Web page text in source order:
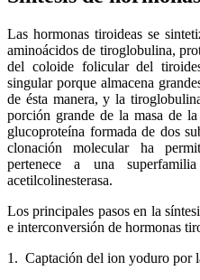
Las hormonas tiroideas se
aminoácidos de tiroglobulina,
del coloide folicular del
singular porque almacena
de ésta manera, y la
porción grande de la masa de
glucoproteína formada de dos
clonación molecular ha
pertenece a una
acetilcolinesterasa.
Los principales pasos en la
e interconversión de hormonas
1. Captación del ion yoduro por